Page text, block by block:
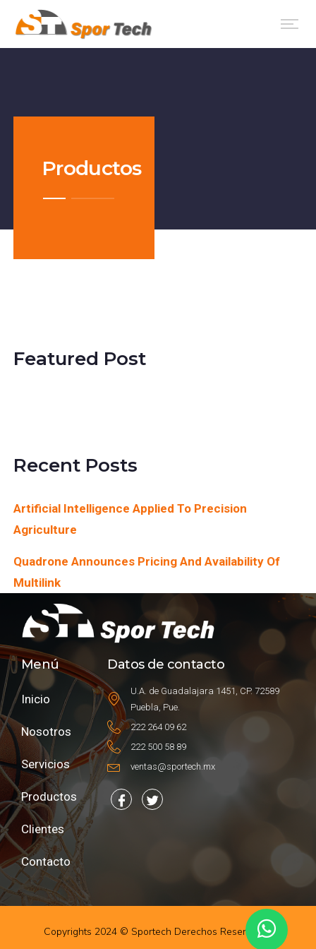
Productos
Featured Post
Recent Posts
Artificial Intelligence Applied To Precision
Agriculture
Quadrone Announces Pricing And Availability Of
Multilink
Menú
Inicio
Nosotros
Servicios
Productos
Clientes
Contacto
Datos de contacto
U.A. de Guadalajara 1451, CP. 72589
Puebla, Pue.
222 264 09 62
222 500 58 89
ventas@sportech.mx
Copyrights 2024 © Sportech Derechos Reservados